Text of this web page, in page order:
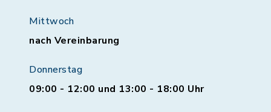
Mittwoch
nach Vereinbarung
Donnerstag
09:00 - 12:00 und 13:00 - 18:00 Uhr